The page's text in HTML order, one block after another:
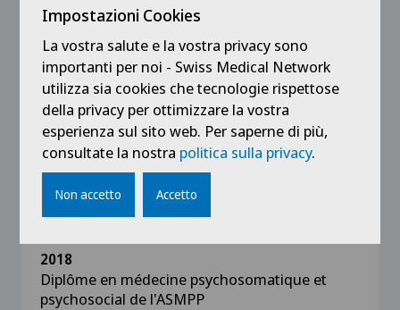
Formazione
2023
Certificat SIM
Expert en médecine d’assurance
Swiss Insurance Medicine
2022
CAS en Psychiatrie forensique
2018
Diplôme en médecine psychosomatique et
psychosocial de l'ASMPP
Impostazioni Cookies
La vostra salute e la vostra privacy sono
importanti per noi - Swiss Medical Network
utilizza sia cookies che tecnologie rispettose
della privacy per ottimizzare la vostra
esperienza sul sito web. Per saperne di più,
consultate la nostra politica sulla privacy.
Non accetto Accetto